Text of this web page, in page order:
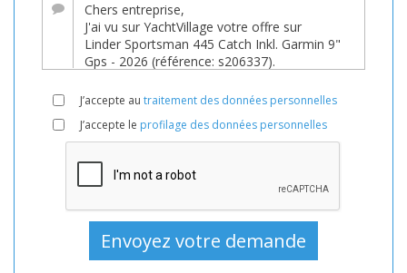
J’accepte au traitement des données personnelles
J’accepte le profilage des données personnelles